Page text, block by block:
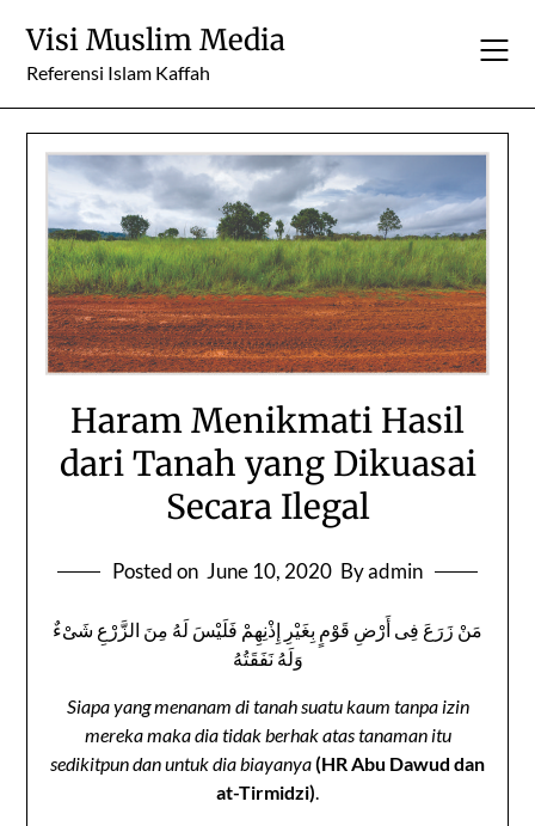
content
Visi Muslim Media
Referensi Islam Kaffah
Haram Menikmati Hasil
dari Tanah yang Dikuasai
Secara Ilegal
Posted on June 10, 2020 By admin
مَنْ زَرَعَ فِى أَرْضِ قَوْمٍ بِغَيْرِ إِذْنِهِمْ فَلَيْسَ لَهُ مِنَ الزَّرْعِ شَىْءٌ
وَلَهُ نَفَقَتُهُ
Siapa yang menanam di tanah suatu kaum tanpa izin
mereka maka dia tidak berhak atas tanaman itu
sedikitpun dan untuk dia biayanya(HR Abu Dawud dan
at-Tirmidzi).